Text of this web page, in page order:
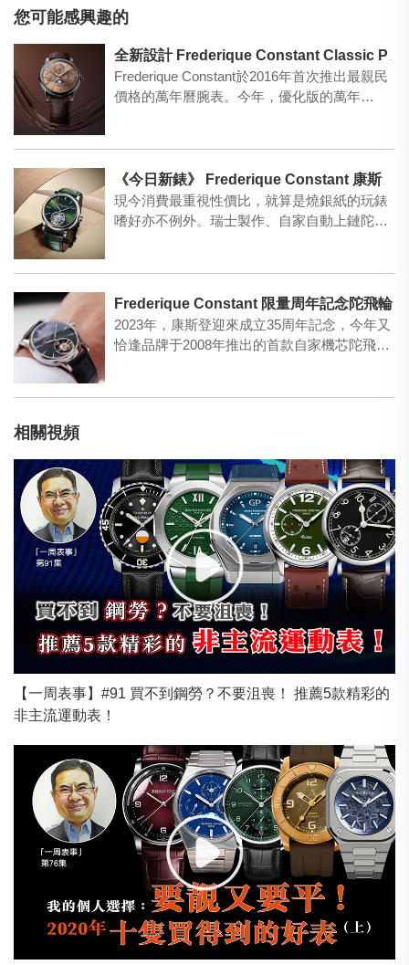
您可能感興趣的
Frederique Constant於2016年首次推出最親民
價格的萬年曆腕表。今年，優化版的萬年…
現今消費最重視性價比，就算是燒銀紙的玩錶
嗜好亦不例外。瑞士製作、自家自動上鏈陀飛
Frederique Constant 限量周年記念陀飛輪
2023年，康斯登迎來成立35周年記念，今年又
恰逢品牌于2008年推出的首款自家機芯陀飛輪
相關視頻
【一周表事】#91 買不到鋼勞？不要沮喪！ 推薦5款精彩的
非主流運動表！